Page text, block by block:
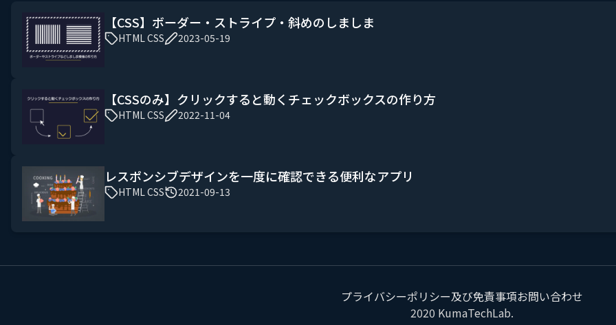
【CSS】ボーダー・ストライプ・斜めのしましま
HTML CSS 2023-05-19
【CSSのみ】クリックすると動くチェックボックスの作り方
HTML CSS 2022-11-04
レスポンシブデザインを一度に確認できる便利なアプリ
HTML CSS 2021-09-13
プライバシーポリシー及び免責事項お問い合わせ
2020 KumaTechLab.